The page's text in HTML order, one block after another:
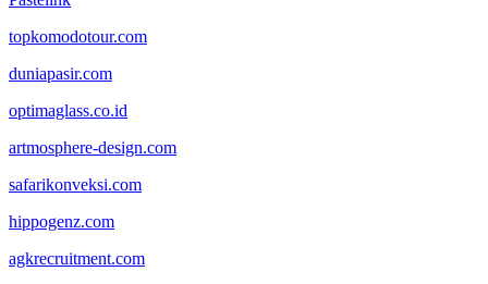
topkomodotour.com
duniapasir.com
optimaglass.co.id
artmosphere-design.com
safarikonveksi.com
hippogenz.com
agkrecruitment.com